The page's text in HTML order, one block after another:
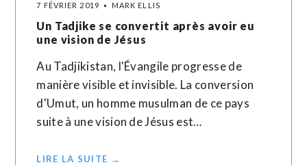
7 FÉVRIER 2019 MARK ELLIS
Un Tadjike se convertit après avoir eu
une vision de Jésus
Au Tadjikistan, l'Évangile progresse de
manière visible et invisible. La conversion
d'Umut, un homme musulman de ce pays
suite à une vision de Jésus est…
LIRE LA SUITE →